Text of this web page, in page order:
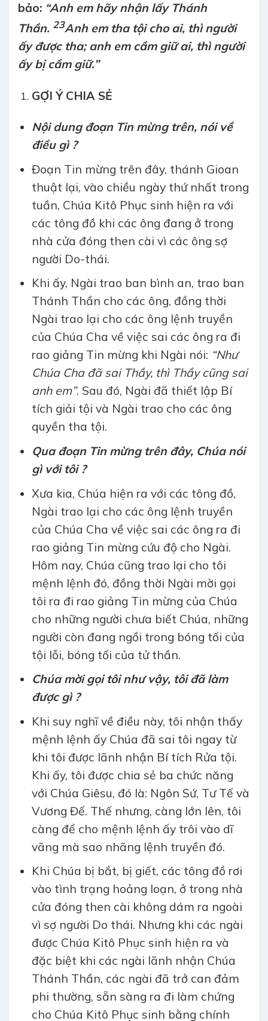
bảo: “Anh em hãy nhận lấy Thánh
Thần. 23Anh em tha tội cho ai, thì người
ấy được tha; anh em cầm giữ ai, thì người
ấy bị cầm giữ.”
GỢI Ý CHIA SẺ
Nội dung đoạn Tin mừng trên, nói về
điều gì ?
Đoạn Tin mừng trên đây, thánh Gioan
thuật lại, vào chiều ngày thứ nhất trong
tuần, Chúa Kitô Phục sinh hiện ra với
các tông đồ khi các ông đang ở trong
nhà cửa đóng then cài vì các ông sợ
người Do-thái.
Khi ấy, Ngài trao ban bình an, trao ban
Thánh Thần cho các ông, đồng thời
Ngài trao lại cho các ông lệnh truyền
của Chúa Cha về việc sai các ông ra đi
rao giảng Tin mừng khi Ngài nói: “Như
Chúa Cha đã sai Thầy, thì Thầy cũng sai
anh em”. Sau đó, Ngài đã thiết lập Bí
tích giải tội và Ngài trao cho các ông
quyền tha tội.
Qua đoạn Tin mừng trên đây, Chúa nói
gì với tôi ?
Xưa kia, Chúa hiện ra với các tông đồ,
Ngài trao lại cho các ông lệnh truyền
của Chúa Cha về việc sai các ông ra đi
rao giảng Tin mừng cứu độ cho Ngài.
Hôm nay, Chúa cũng trao lại cho tôi
mệnh lệnh đó, đồng thời Ngài mời gọi
tôi ra đi rao giảng Tin mừng của Chúa
cho những người chưa biết Chúa, những
người còn đang ngồi trong bóng tối của
tội lỗi, bóng tối của tử thần.
Chúa mời gọi tôi như vậy, tôi đã làm
được gì ?
Khi suy nghĩ về điều này, tôi nhận thấy
mệnh lệnh ấy Chúa đã sai tôi ngay từ
khi tôi được lãnh nhận Bí tích Rửa tội.
Khi ấy, tôi được chia sẻ ba chức năng
với Chúa Giêsu, đó là: Ngôn Sứ, Tư Tế và
Vương Đế. Thế nhưng, càng lớn lên, tôi
càng để cho mệnh lệnh ấy trôi vào dĩ
vãng mà sao nhãng lệnh truyền đó.
Khi Chúa bị bắt, bị giết, các tông đồ rơi
vào tình trạng hoảng loạn, ở trong nhà
cửa đóng then cài không dám ra ngoài
vì sợ người Do thái. Nhưng khi các ngài
được Chúa Kitô Phục sinh hiện ra và
đặc biệt khi các ngài lãnh nhận Chúa
Thánh Thần, các ngài đã trở can đảm
phi thường, sẵn sàng ra đi làm chứng
cho Chúa Kitô Phục sinh bằng chính